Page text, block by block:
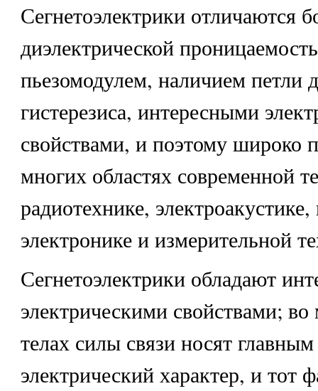
Сегнетоэлектрики отличаются
диэлектрической
пьезомодулем, наличием петли
гистерезиса, интересными
свойствами, и поэтому широко
многих областях современной
радиотехнике,
электронике и измерительной
Сегнетоэлектрики обладают
электрическими свойствами;
телах силы связи носят
электрический характер, и тот